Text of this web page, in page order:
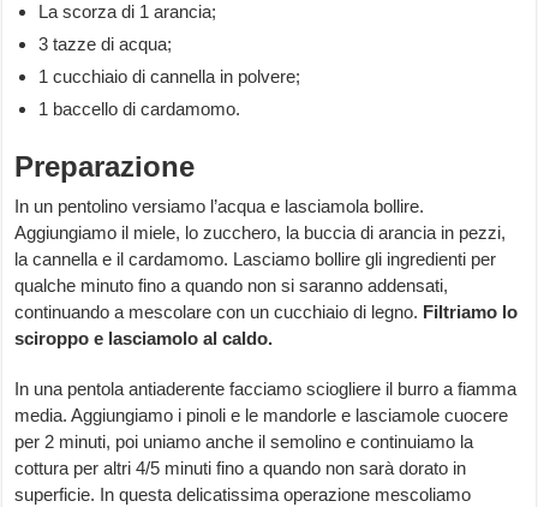
La scorza di 1 arancia;
3 tazze di acqua;
1 cucchiaio di cannella in polvere;
1 baccello di cardamomo.
Preparazione
In un pentolino versiamo l’acqua e lasciamola bollire.
Aggiungiamo il miele, lo zucchero, la buccia di arancia in pezzi,
la cannella e il cardamomo. Lasciamo bollire gli ingredienti per
qualche minuto fino a quando non si saranno addensati,
continuando a mescolare con un cucchiaio di legno. Filtriamo lo
sciroppo e lasciamolo al caldo.
In una pentola antiaderente facciamo sciogliere il burro a fiamma
media. Aggiungiamo i pinoli e le mandorle e lasciamole cuocere
per 2 minuti, poi uniamo anche il semolino e continuiamo la
cottura per altri 4/5 minuti fino a quando non sarà dorato in
superficie. In questa delicatissima operazione mescoliamo